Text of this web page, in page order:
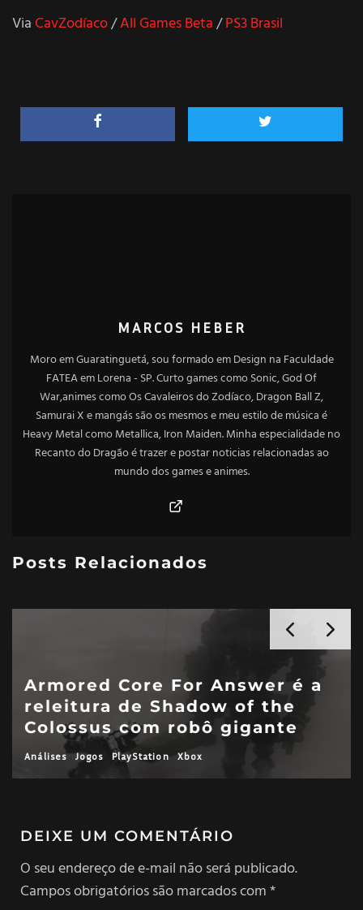
Via CavZodíaco/All Games Beta/PS3 Brasil
MARCOS HEBER
Moro em Guaratinguetá, sou formado em Design na Faculdade
FATEA em Lorena - SP. Curto games como Sonic, God Of
War,animes como Os Cavaleiros do Zodíaco, Dragon Ball Z,
Samurai X e mangás são os mesmos e meu estilo de música é
Heavy Metal como Metallica, Iron Maiden. Minha especialidade no
Recanto do Dragão é trazer e postar noticias relacionadas ao
mundo dos games e animes.
Posts Relacionados
Burden Street Station — você
desce na próxima estação
| Análise
Análises Jogos PC
DEIXE UM COMENTÁRIO
O seu endereço de e-mail não será publicado.
Campos obrigatórios são marcados com*